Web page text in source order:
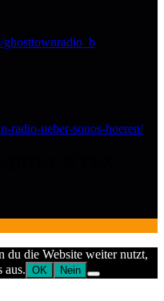
ghosttownradio_b
radio-ueber-sonos-hoeren/
du die Website weiter nutzt,
aus. OK Nein